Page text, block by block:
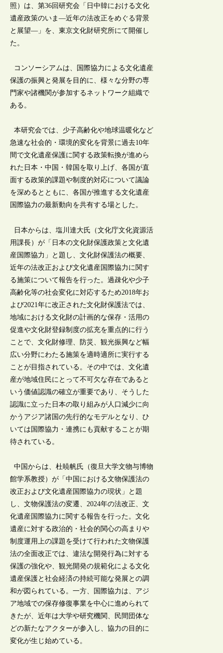
照）は、第36回研究会「日中韓における文化
遺産政策のいま―近年の法改正をめぐる背景
と展望―」を、東京文化財研究所にて開催し
た。
コンソーシアムは、国際協力による文化遺産
保護の振興と発展を目的に、様々な分野の専
門家や諸機関が参加するネットワーク組織で
ある。
本研究会では、少子高齢化や地球温暖化など
急速な社会的・環境的変化を背景に過去10年
間で文化遺産保護に関する政策転換が進めら
れた日本・中国・韓国を取り上げ、各国が直
面する政策的課題や制度的対応について議論
を深めるとともに、各国が推進する文化遺産
国際協力の最新動向を共有する場とした。
日本からは、塩川達大氏（文化庁文化資源活
用課長）が「日本の文化財保護政策と文化遺
産国際協力」と題し、文化財保護法の概要、
近年の法改正および文化遺産国際協力に関す
る施策について報告を行った。過疎化や少子
高齢化等の社会変化に対応するため2018年お
よび2021年に改正された文化財保護法では、
地域における文化財の計画的な保存・活用の
促進や文化財登録制度の拡充を重点的に行う
ことで、文化財修理、防災、観光振興など幅
広い分野にわたる施策を適時適所に実行する
ことが目指されている。その中では、文化遺
産が地域住民にとって不可欠な存在であると
いう価値認識の確立が重要であり、そうした
認識に立った日本の取り組みが人口減少に向
かうアジア諸国の先行的なモデルとなり、ひ
いては国際協力・連携にも貢献することが期
待されている。
中国からは、杜暁帆氏（復旦大学文物与博物
館学系教授）が「中国における文物保護法の
改正および文化遺産国際協力の現状」と題
し、文物保護法の変遷、2024年の法改正、文
化遺産国際協力に関する報告を行った。文化
遺産に対する政治的・社会的関心の高まりや
制度運用上の課題を受けて行われた文物保護
法の全面改正では、違法な開発行為に対する
保護の強化や、観光開発の規範化による文化
遺産保護と社会経済の持続可能な発展との調
和が図られている。一方、国際協力は、アジ
ア地域での保存修復事業を中心に進められて
きたが、近年は大学や研究機関、民間団体な
どの新たなアクターが参入し、協力の目的に
変化が生じ始めている。